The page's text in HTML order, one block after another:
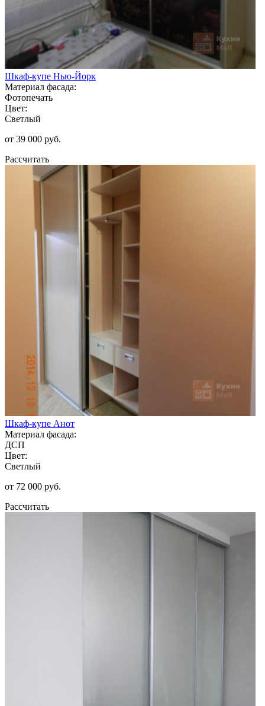
Шкаф-купе Нью-Йорк
Материал фасада:
Фотопечать
Цвет:
Светлый
от 39 000 руб.
Рассчитать
Шкаф-купе Анот
Материал фасада:
ДСП
Цвет:
Светлый
от 72 000 руб.
Рассчитать